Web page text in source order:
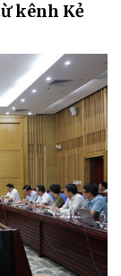
kênh Kẻ